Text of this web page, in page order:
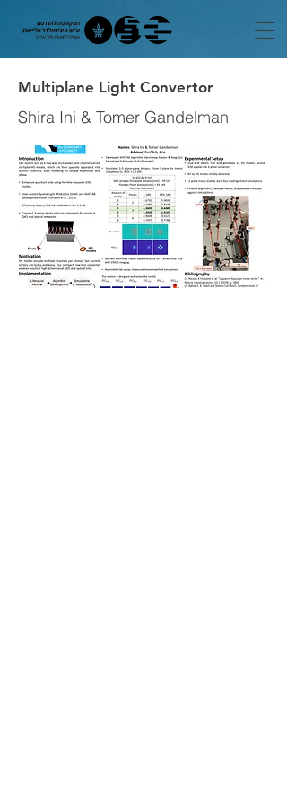
Multiplane Light Convertor
Shira Ini & Tomer Gandelman